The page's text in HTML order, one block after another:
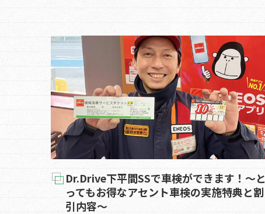
Dr.Drive下平間SSで車検ができます！～と
ってもお得なアセント車検の実施特典と割
引内容～